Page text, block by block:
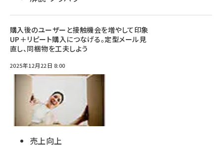
購入後のユーザーと接触機会を増やして印象
UP＋リピート購入につなげる。定型メール見
直し、同梱物を工夫しよう
2025年12月22日 8:00
売上向上